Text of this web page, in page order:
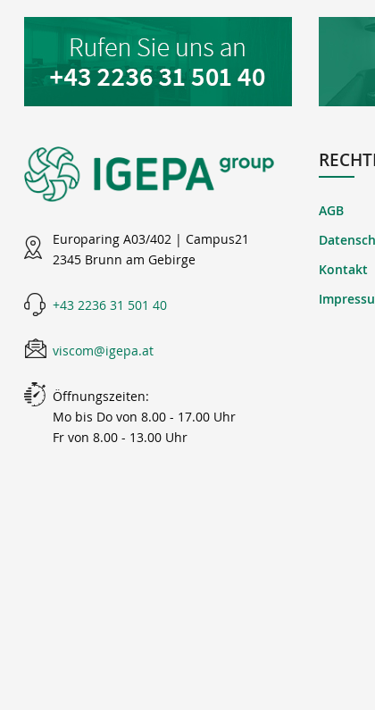
Europaring A03/402 | Campus21
2345 Brunn am Gebirge
+43 2236 31 501 40
viscom@igepa.at
Öffnungszeiten:
Mo bis Do von 8.00 - 17.00 Uhr
Fr von 8.00 - 13.00 Uhr
AGB
Kontakt